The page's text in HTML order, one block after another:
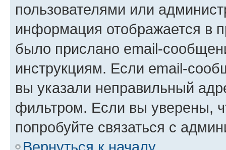
пользователями или
информация отображается в
было прислано email-
инструкциям. Если email-
вы указали неправильный
фильтром. Если вы уверены,
попробуйте связаться с
Вернуться к началу